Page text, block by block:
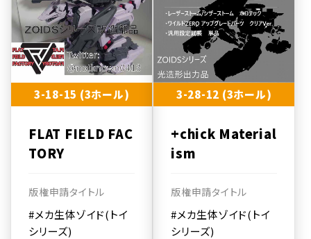
3-18-15 (3ホール)
FLAT FIELD FAC
TORY
版権申請タイトル
#メカ生体ゾイド(トイ
シリーズ)
3-28-12 (3ホール)
+chick Material
ism
版権申請タイトル
#メカ生体ゾイド(トイ
シリーズ)